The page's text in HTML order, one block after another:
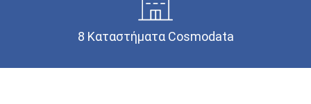
8 Καταστήματα Cosmodata